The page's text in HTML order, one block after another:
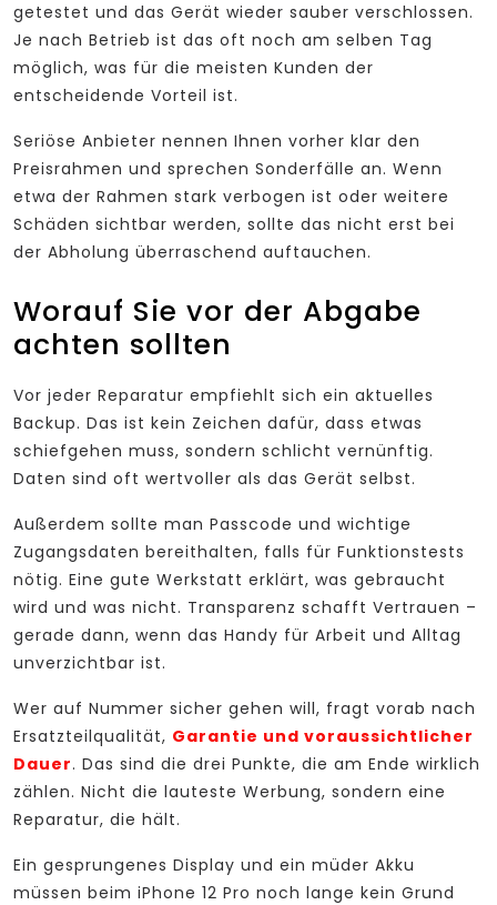
getestet und das Gerät wieder sauber verschlossen.
Je nach Betrieb ist das oft noch am selben Tag
möglich, was für die meisten Kunden der
entscheidende Vorteil ist.
Seriöse Anbieter nennen Ihnen vorher klar den
Preisrahmen und sprechen Sonderfälle an. Wenn
etwa der Rahmen stark verbogen ist oder weitere
Schäden sichtbar werden, sollte das nicht erst bei
der Abholung überraschend auftauchen.
Worauf Sie vor der Abgabe
achten sollten
Vor jeder Reparatur empfiehlt sich ein aktuelles
Backup. Das ist kein Zeichen dafür, dass etwas
schiefgehen muss, sondern schlicht vernünftig.
Daten sind oft wertvoller als das Gerät selbst.
Außerdem sollte man Passcode und wichtige
Zugangsdaten bereithalten, falls für Funktionstests
nötig. Eine gute Werkstatt erklärt, was gebraucht
wird und was nicht. Transparenz schafft Vertrauen –
gerade dann, wenn das Handy für Arbeit und Alltag
unverzichtbar ist.
Wer auf Nummer sicher gehen will, fragt vorab nach
Ersatzteilqualität, Garantie und voraussichtlicher
Dauer. Das sind die drei Punkte, die am Ende wirklich
zählen. Nicht die lauteste Werbung, sondern eine
Reparatur, die hält.
Ein gesprungenes Display und ein müder Akku
müssen beim iPhone 12 Pro noch lange kein Grund